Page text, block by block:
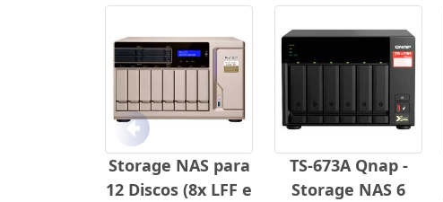
Storage NAS para
12 Discos (8x LFF e
TS-673A Qnap -
Storage NAS 6
Anterior